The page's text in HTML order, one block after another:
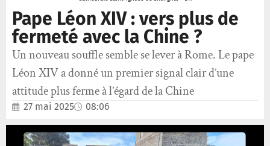
Pape Léon XIV : vers plus de
fermeté avec la Chine ?
Un nouveau souffle semble se lever à Rome. Le pape
Léon XIV a donné un premier signal clair d’une
attitude plus ferme à l’égard de la Chine
27 mai 2025 08:06